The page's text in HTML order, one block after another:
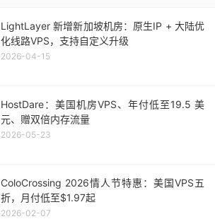
LightLayer 新增新加坡机房：原生IP + 大陆优
化线路VPS，支持自定义升级
2026-04-15
HostDare：美国机房VPS、年付低至19.5 美
元、赠双倍内存流量
2026-05-23
ColoCrossing 2026情人节特惠：美国VPS五
折，月付低至$1.97起
2026-02-07